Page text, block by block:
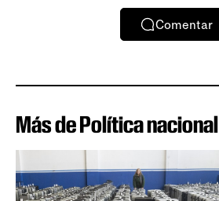
Comentar
Más de Política nacional